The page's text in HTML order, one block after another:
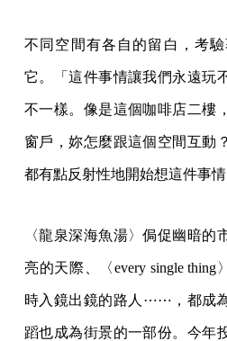
不同空間有各自的留白，考
它。「這件事情讓我們永遠玩
不一樣。像是這個咖啡店二樓
窗戶，妳怎麼跟這個空間互動
都有點反射性地開始想這件事情
〈龍泉深海魚湯〉侷促幽暗的
亮的天際、〈every single
時入鏡出鏡的路人⋯⋯，都成
蹈也成為街景的一部份。今年